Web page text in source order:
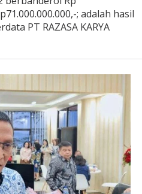
; adalah hasil
PT RAZASA KARYA